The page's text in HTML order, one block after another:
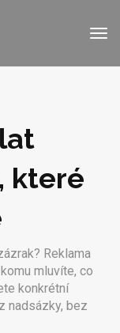
které
Reklama
mluvíte, co
konkrétní
nadsázky, bez